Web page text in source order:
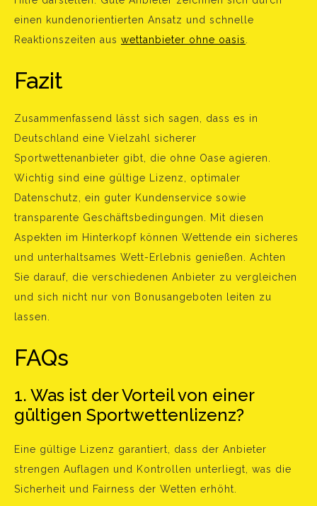
einen kundenorientierten Ansatz und schnelle
Reaktionszeiten aus wettanbieter ohne oasis
Fazit
Zusammenfassend lässt sich sagen, dass es in
Deutschland eine Vielzahl sicherer
Sportwettenanbieter gibt, die ohne Oase agieren.
Wichtig sind eine gültige Lizenz, optimaler
Datenschutz, ein guter Kundenservice sowie
transparente Geschäftsbedingungen. Mit diesen
Aspekten im Hinterkopf können Wettende ein sicheres
und unterhaltsames Wett-Erlebnis genießen. Achten
Sie darauf, die verschiedenen Anbieter zu vergleichen
und sich nicht nur von Bonusangeboten leiten zu
lassen.
FAQs
1. Was ist der Vorteil von einer
gültigen Sportwettenlizenz?
Eine gültige Lizenz garantiert, dass der Anbieter
strengen Auflagen und Kontrollen unterliegt, was die
Sicherheit und Fairness der Wetten erhöht.